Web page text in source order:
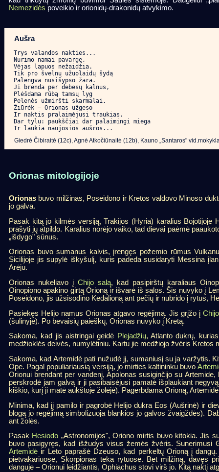
Nemezidės poveikio ir orionidų-drakonidų atvykimo.
Aušra
Trys valandos nakties...
Nurimo namai pavargę,
Vėjas lapuos nežaidžia.
Tik pro švelnų užuolaidų šydą
Palengva nusišypso žara.
Ji brenda per debesų kalnus,
Plėšdama rūbą tamsų lyg
Pelenės užmiršti skarmalai.
Žiūrėk – Orionas užgeso
Ir naktis pralaimėjusi traukias.
Dar tylu: paukščiai dar palaimingi miega
Ir laukia naujosios aušros...
Giedrė Čibiraitė (12c), Agnė Atkočiūnaitė (12b), Kauno „Santaros"
Orionas mitologijoje
Orionas buvo milžinas, Poseidono ir Kretos valdovo Minoso
jo galva.
Pasak kitą jo kilmės versiją, Trakijos (Hyria) karalius Bojotijoje
prašyti jų atpildo. Karalius norėjo vaiko, tad dievai paėmė
„išdygo" sūnus.
Orionas buvo sumanus kalvis, įrengęs požemio rūmus
Sicilijoje jis supylė iškyšulį, kuris padeda susidaryti Messina
Arėju.
Orionas nukeliavo į Chijo salą, kad pasipirštų karaliaus
Oinopiono apakino girtą Orioną ir išvarė iš salos. Šis nuvyko į
Poseidono, jis užsisodino Kedalioną ant pečių ir nubrido į rytus,
Pasiekęs Helijo namus Orionas atgavo regėjimą. Jis grįžo į
(šulinyje). Po bevaisių paieškų, Orionas nuvyko į Kretą.
Sakoma, kad jis aistringai geidė Plejadžių, Atlanto dukrų,
medžioklės deivės, numylėtiniu. Kartu jie medžiojo žvėris Kretos
Sakoma, kad Artemidė pati nužudė jį, sumaniusį su ja varžytis.
Ope. Pagal populiariausią versiją, jo mirties kaltininku buvo
Orionui brendant per vandenį, Apolonas susiginčijo su
perskrodė jam galvą ir ji pasibaisėjusi pamatė išplaukiant
kiškio, kurį ji matė aukštoje žolėjė). Pagerbdama Orioną,
Minima, kad jį pamilo ir pagrobė Helijo dukra Eos (Aušrinė) ir
blogą jo regėjimą simbolizuoja blankios jo galvos žvaigždės).
ant žolės.
Pasak Hesiodo „Astronomijos", Oriono mirtis buvo kitokia. Jis
buvo pasigyręs, kad išžudys visus žemės žvėris. Sunerimusi
Artemidė ir Leto paprašė Dzeuso, kad perkeltų Orioną į
pietvakariuose, Skorpionas teka rytuose. Bet milžiną, davęs
danguje – Orionui leidžiantis, Ophiachus stovi virš jo. Kitą naktį